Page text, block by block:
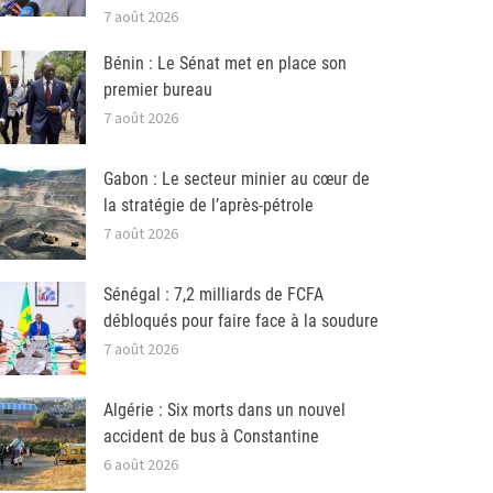
7 août 2026
Bénin : Le Sénat met en place son
premier bureau
7 août 2026
Gabon : Le secteur minier au cœur de
la stratégie de l’après-pétrole
7 août 2026
Sénégal : 7,2 milliards de FCFA
débloqués pour faire face à la soudure
7 août 2026
Algérie : Six morts dans un nouvel
accident de bus à Constantine
6 août 2026